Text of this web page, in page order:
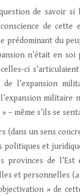
de savoir
de
prédominant du
n’était en
celles-ci
l’expansion
militaire
– même s’ils se
(dans un sens
politiques et
provinces de
et personnelles (
» de